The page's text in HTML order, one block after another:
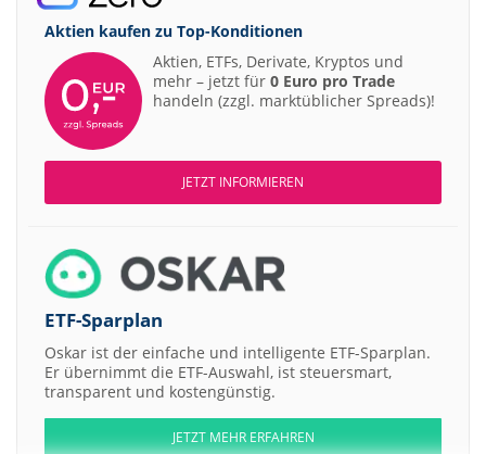
Aktien kaufen zu Top-Konditionen
Aktien, ETFs, Derivate, Kryptos und
mehr – jetzt für 0 Euro pro Trade
handeln (zzgl. marktüblicher Spreads)!
JETZT INFORMIEREN
ETF-Sparplan
Oskar ist der einfache und intelligente ETF-Sparplan.
Er übernimmt die ETF-Auswahl, ist steuersmart,
transparent und kostengünstig.
JETZT MEHR ERFAHREN